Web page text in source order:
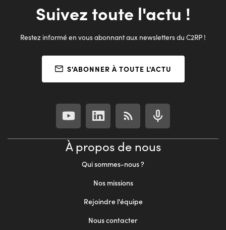
Suivez toute l'actu !
Restez informé en vous abonnant aux newsletters du C2RP !
S'ABONNER À TOUTE L'ACTU
À propos de nous
Qui sommes-nous ?
Nos missions
Rejoindre l'équipe
Nous contacter